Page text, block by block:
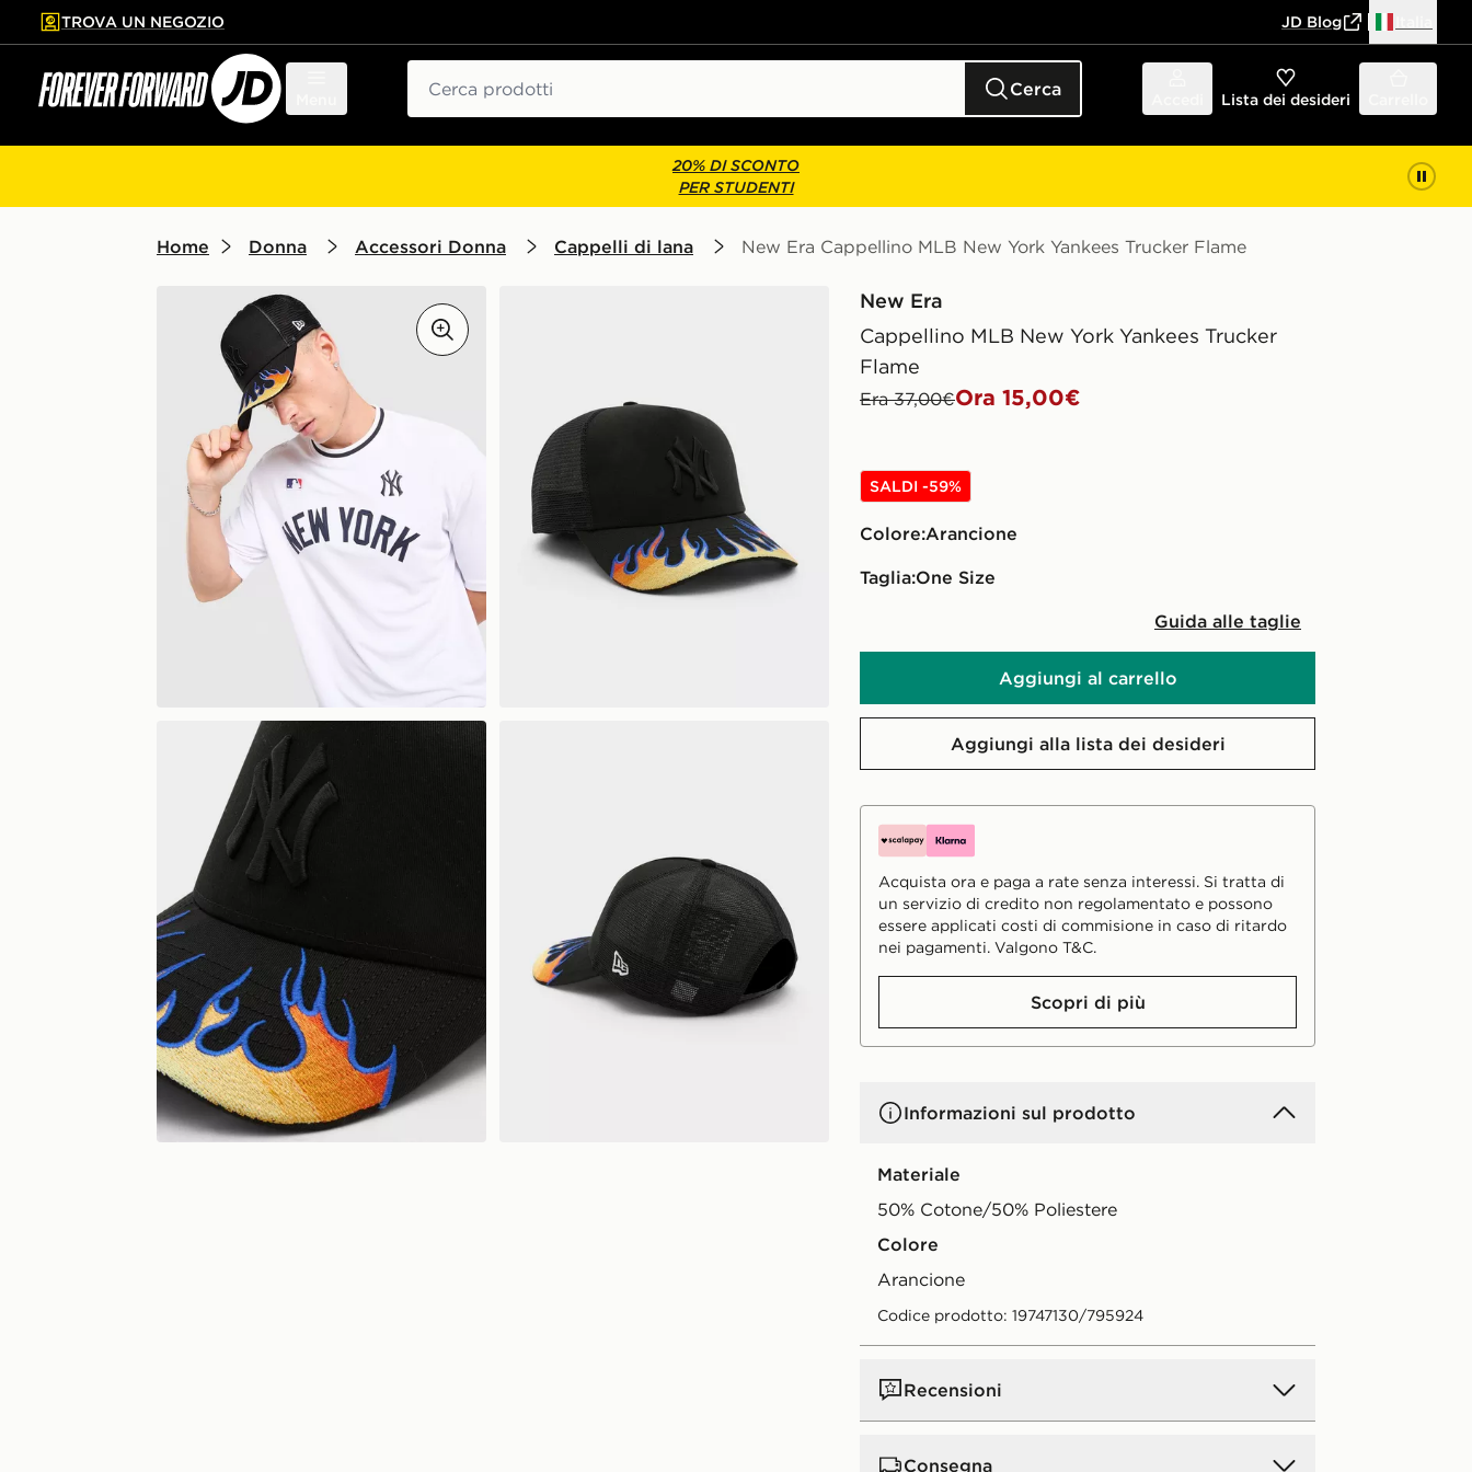
contenuto principale
a fondo pagina
TROVA UN NEGOZIO JD Blog
Cerca Lista dei desideri
20% DI SCONTO
PER STUDENTI
Home Donna Accessori Donna Cappelli di lana New Era Cappellino MLB New York Yankees Trucker Flame
New Era
Cappellino MLB New York Yankees Trucker
Flame
Era 37,00€Ora 15,00€
SALDI -59%
Colore:
arancione
Taglia:
One Size
Guida alle taglie
Aggiungi al carrello
Aggiungi alla lista dei desideri
Acquista ora e paga a rate senza interessi. Si tratta di
un servizio di credito non regolamentato e possono
essere applicati costi di commisione in caso di ritardo
nei pagamenti. Valgono T&C.
Scopri di più
Informazioni sul prodotto
Materiale
50% Cotone/50% Poliestere
Colore
arancione
Codice prodotto: 19747130/795924
Recensioni
Consegna